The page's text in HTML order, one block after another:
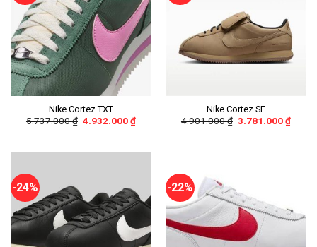
Nike Cortez TXT
5.737.000₫ 4.932.000₫
Nike Cortez SE
4.901.000₫ 3.781.000₫
-24% -22%